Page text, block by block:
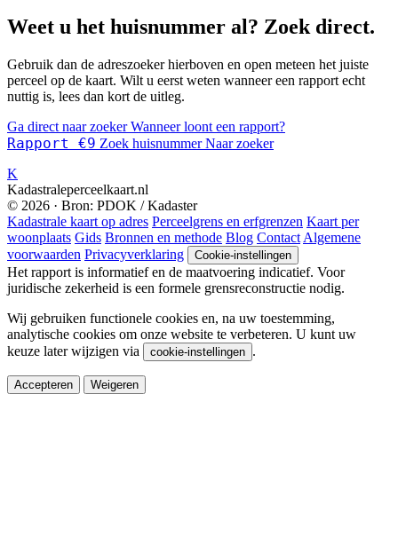
Weet u het huisnummer al? Zoek direct.
Gebruik dan de adreszoeker hierboven en open meteen het juiste
perceel op de kaart. Wilt u eerst weten wanneer een rapport echt
nuttig is, lees dan kort de uitleg.
Ga direct naar zoekerWanneer loont een rapport?
Rapport €9 Zoek huisnummer Naar zoeker
K
Kadastraleperceelkaart.nl
© 2026 · Bron: PDOK / Kadaster
Kadastrale kaart op adres Perceelgrens en erfgrenzen Kaart per
woonplaats Gids Bronnen en methode Blog Contact Algemene
voorwaarden Privacyverklaring Cookie-instellingen
Het rapport is informatief en de maatvoering indicatief. Voor
juridische zekerheid is een formele grensreconstructie nodig.
Wij gebruiken functionele cookies en, na uw toestemming,
analytische cookies om onze website te verbeteren. U kunt uw
keuze later wijzigen via
cookie-instellingen .
Accepteren Weigeren